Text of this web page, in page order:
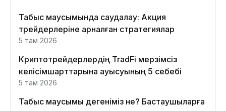
Табыс маусымында саудалау: Акция
трейдерлеріне арналған стратегиялар
5 там 2026
Криптотрейдерлердің TradFi мерзімсіз
келісімшарттарына ауысуының 5 себебі
5 там 2026
Табыс маусымы дегеніміз не? Бастаушыларға